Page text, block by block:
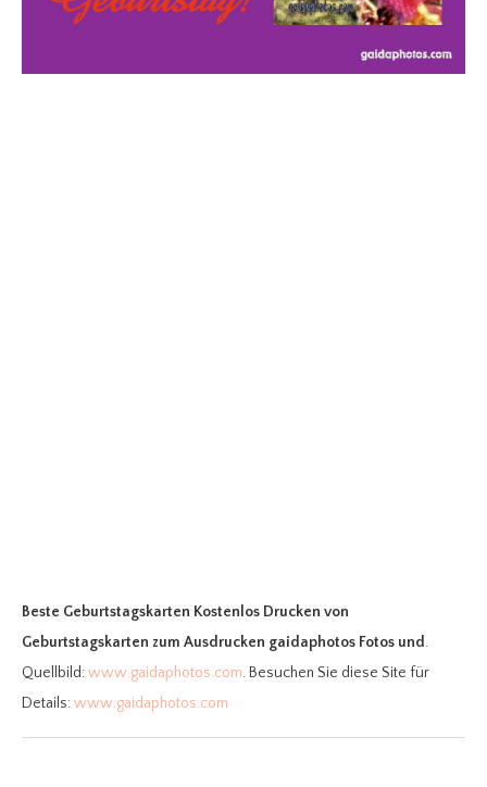
Beste Geburtstagskarten Kostenlos Drucken von
Geburtstagskarten zum Ausdrucken gaidaphotos Fotos und.
Quellbild:www.gaidaphotos.com. Besuchen Sie diese Site für
Details:www.gaidaphotos.com